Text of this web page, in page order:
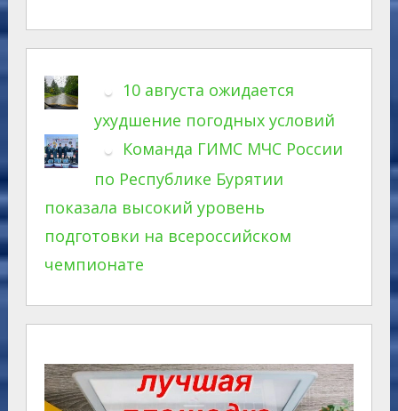
10 августа ожидается
ухудшение погодных условий
Команда ГИМС МЧС России
по Республике Бурятии
показала высокий уровень
подготовки на всероссийском
чемпионате